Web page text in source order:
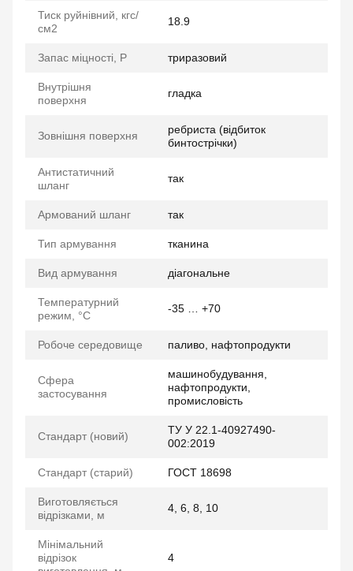
Тиск руйнівний, кгс/
см2
18.9
Запас міцності, P триразовий
Внутрішня
поверхня
гладка
Зовнішня поверхня
ребриста (відбиток
бинтострічки)
Антистатичний
шланг
так
Армований шланг так
Тип армування тканина
Вид армування діагональне
Температурний
режим, °C
-35 … +70
Робоче середовище паливо, нафтопродукти
Сфера
застосування
машинобудування,
нафтопродукти,
промисловість
Стандарт (новий)
ТУ У 22.1-40927490-
002:2019
Стандарт (старий) ГОСТ 18698
Виготовляється
відрізками, м
4, 6, 8, 10
Мінімальний
відрізок
4